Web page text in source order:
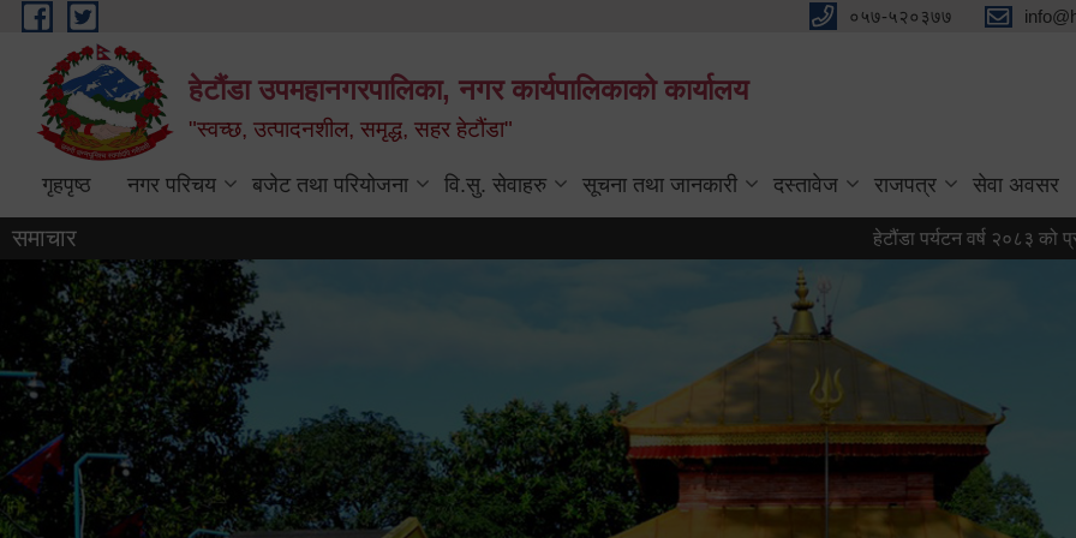
Skip to main content ०५७-५२०३७७
हेटौंडा उपमहानगरपालिका, नगर कार्यपालिकाको कार्यालय
"स्वच्छ, उत्पादनशील, समृद्ध, सहर हेटौंडा"
गृहपृष्ठ नगर परिचय बजेट तथा परियोजना वि.सु. सेवाहरु सूचना तथा जानकारी दस्तावेज राजपत्र सेवा अवसर
समाचार हेटौंडा पर्यटन वर्ष २०८३ को प्रतीक